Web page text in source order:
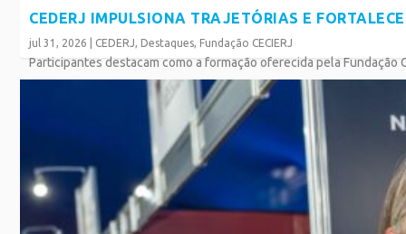
CEDERJ IMPULSIONA TRAJETÓRIAS E
jul 31, 2026 CEDERJ, Destaques, Fundação CECIERJ
Participantes destacam como a formação oferecida pela Fundação